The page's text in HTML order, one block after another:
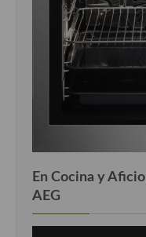
En Cocina y
AEG